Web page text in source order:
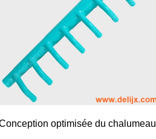
optimisée du chalumeau